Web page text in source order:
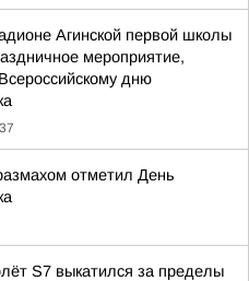
Агинской первой школы
мероприятие,
дню
отметил День
S7 выкатился за пределы